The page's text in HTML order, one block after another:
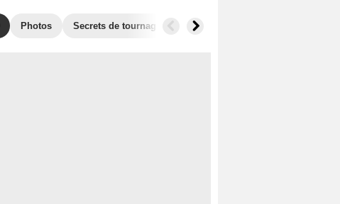
Photos Secrets de tournage Films similaires